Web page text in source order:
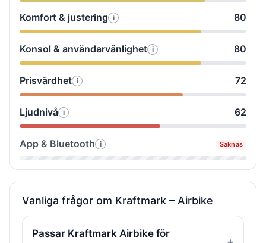
variation
Montering
&
Komfort & justering i
Så
vi
80
Konsol & användarvänlighet i
Så
80
Prisvärdhet i
Så
Prisvärdhet
72
Ljudnivå i
Så
Ljudnivå
62
App & Bluetooth i
Så
testade
vi
App
&
Bluetooth
Saknas
Vanliga frågor om Kraftmark – Airbike
Passar Kraftmark Airbike för